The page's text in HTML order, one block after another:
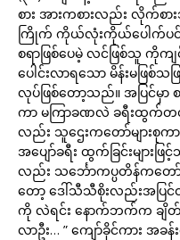
စား အားကစားလည်း လိုက်စ
ကြိုက် ကိုယ်လုံးကိုယ်ပေါက်ပ
စရာဖြစ်ပေမဲ့ လင်ဖြစ်သူ
ပေါင်းလာရသော မိန်းမဖြစ်သ
လုပ်ဖြစ်တော့သည်။ အပြင်မှာ
ကာ မကြာခဏလဲ ခရီးထွက်တ
လည်း သူဌေးကတော်များစုကာ
အပျော်ခရီး ထွက်ခြင်းများဖ
လည်း သင်္ဘောကပ္ပတိန်ကတော်
တော့ ဒေါ်သီသီစိုးလည်းအပြ
ကို လဲရင်း နောက်ဘက်က ချိတ်
လာဦး… ” ကျော်ခိုင်ကား အ